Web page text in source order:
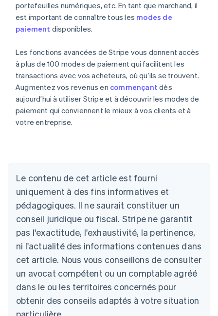
portefeuilles numériques, etc. En tant que marchand, il
est important de connaître tous les modes de
paiement disponibles.
Les fonctions avancées de Stripe vous donnent accès
à plus de 100 modes de paiement qui facilitent les
transactions avec vos acheteurs, où qu’ils se trouvent.
Augmentez vos revenus en commençant dès
aujourd’hui à utiliser Stripe et à découvrir les modes de
paiement qui conviennent le mieux à vos clients et à
votre entreprise.
Le contenu de cet article est fourni
uniquement à des fins informatives et
pédagogiques. Il ne saurait constituer un
conseil juridique ou fiscal. Stripe ne garantit
pas l'exactitude, l'exhaustivité, la pertinence,
ni l'actualité des informations contenues dans
cet article. Nous vous conseillons de consulter
un avocat compétent ou un comptable agréé
dans le ou les territoires concernés pour
obtenir des conseils adaptés à votre situation
Australie
Autriche
DeutschEnglish
Belgique
NederlandsFrançais DeutschEnglish
Brésil
PortuguêsEnglish
English
Canada
English Français
Chine continentale
简体中文English
Chypre